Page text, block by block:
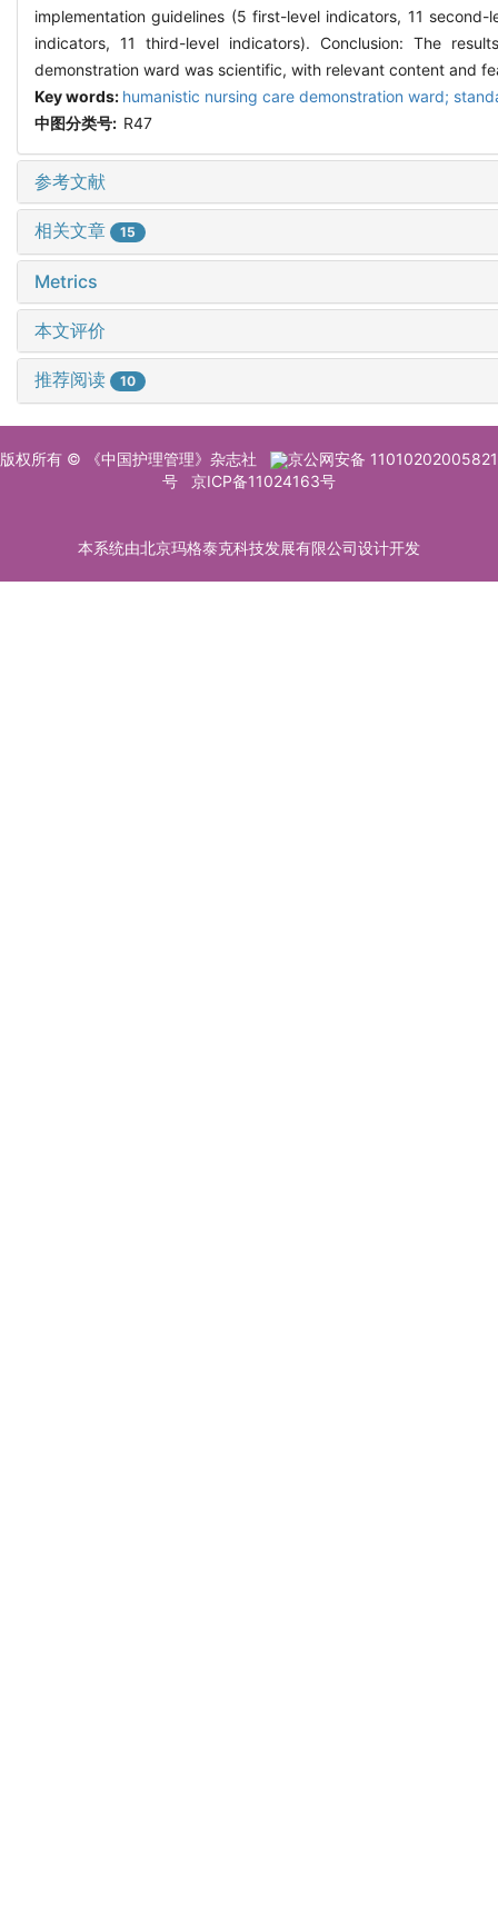
implementation guidelines (5 first-level indicators, 11
indicators, 11 third-level indicators). Conclusion: The
demonstration ward was scientific, with relevant content and
Key words: humanistic nursing care demonstration ward;
中图分类号: R47
参考文献
相关文章 15
Metrics
本文评价
推荐阅读 10
版权所有 © 《中国护理管理》杂志社
京公网安备 11010202005821
号
京ICP备11024163号
本系统由北京玛格泰克科技发展有限公司设计开发